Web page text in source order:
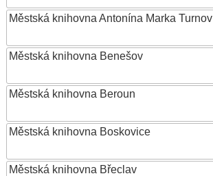
Městská knihovna Antonína Marka Turnov
Městská knihovna Benešov
Městská knihovna Beroun
Městská knihovna Boskovice
Městská knihovna Břeclav